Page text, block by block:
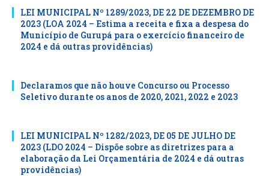
LEI MUNICIPAL Nº 1289/2023, DE 22 DE DEZEMBRO DE
2023 (LOA 2024 – Estima a receita e fixa a despesa do
Município de Gurupá para o exercício financeiro de
2024 e dá outras providências)
Declaramos que não houve Concurso ou Processo
Seletivo durante os anos de 2020, 2021, 2022 e 2023
LEI MUNICIPAL Nº 1282/2023, DE 05 DE JULHO DE
2023 (LDO 2024 – Dispõe sobre as diretrizes para a
elaboração da Lei Orçamentária de 2024 e dá outras
providências)